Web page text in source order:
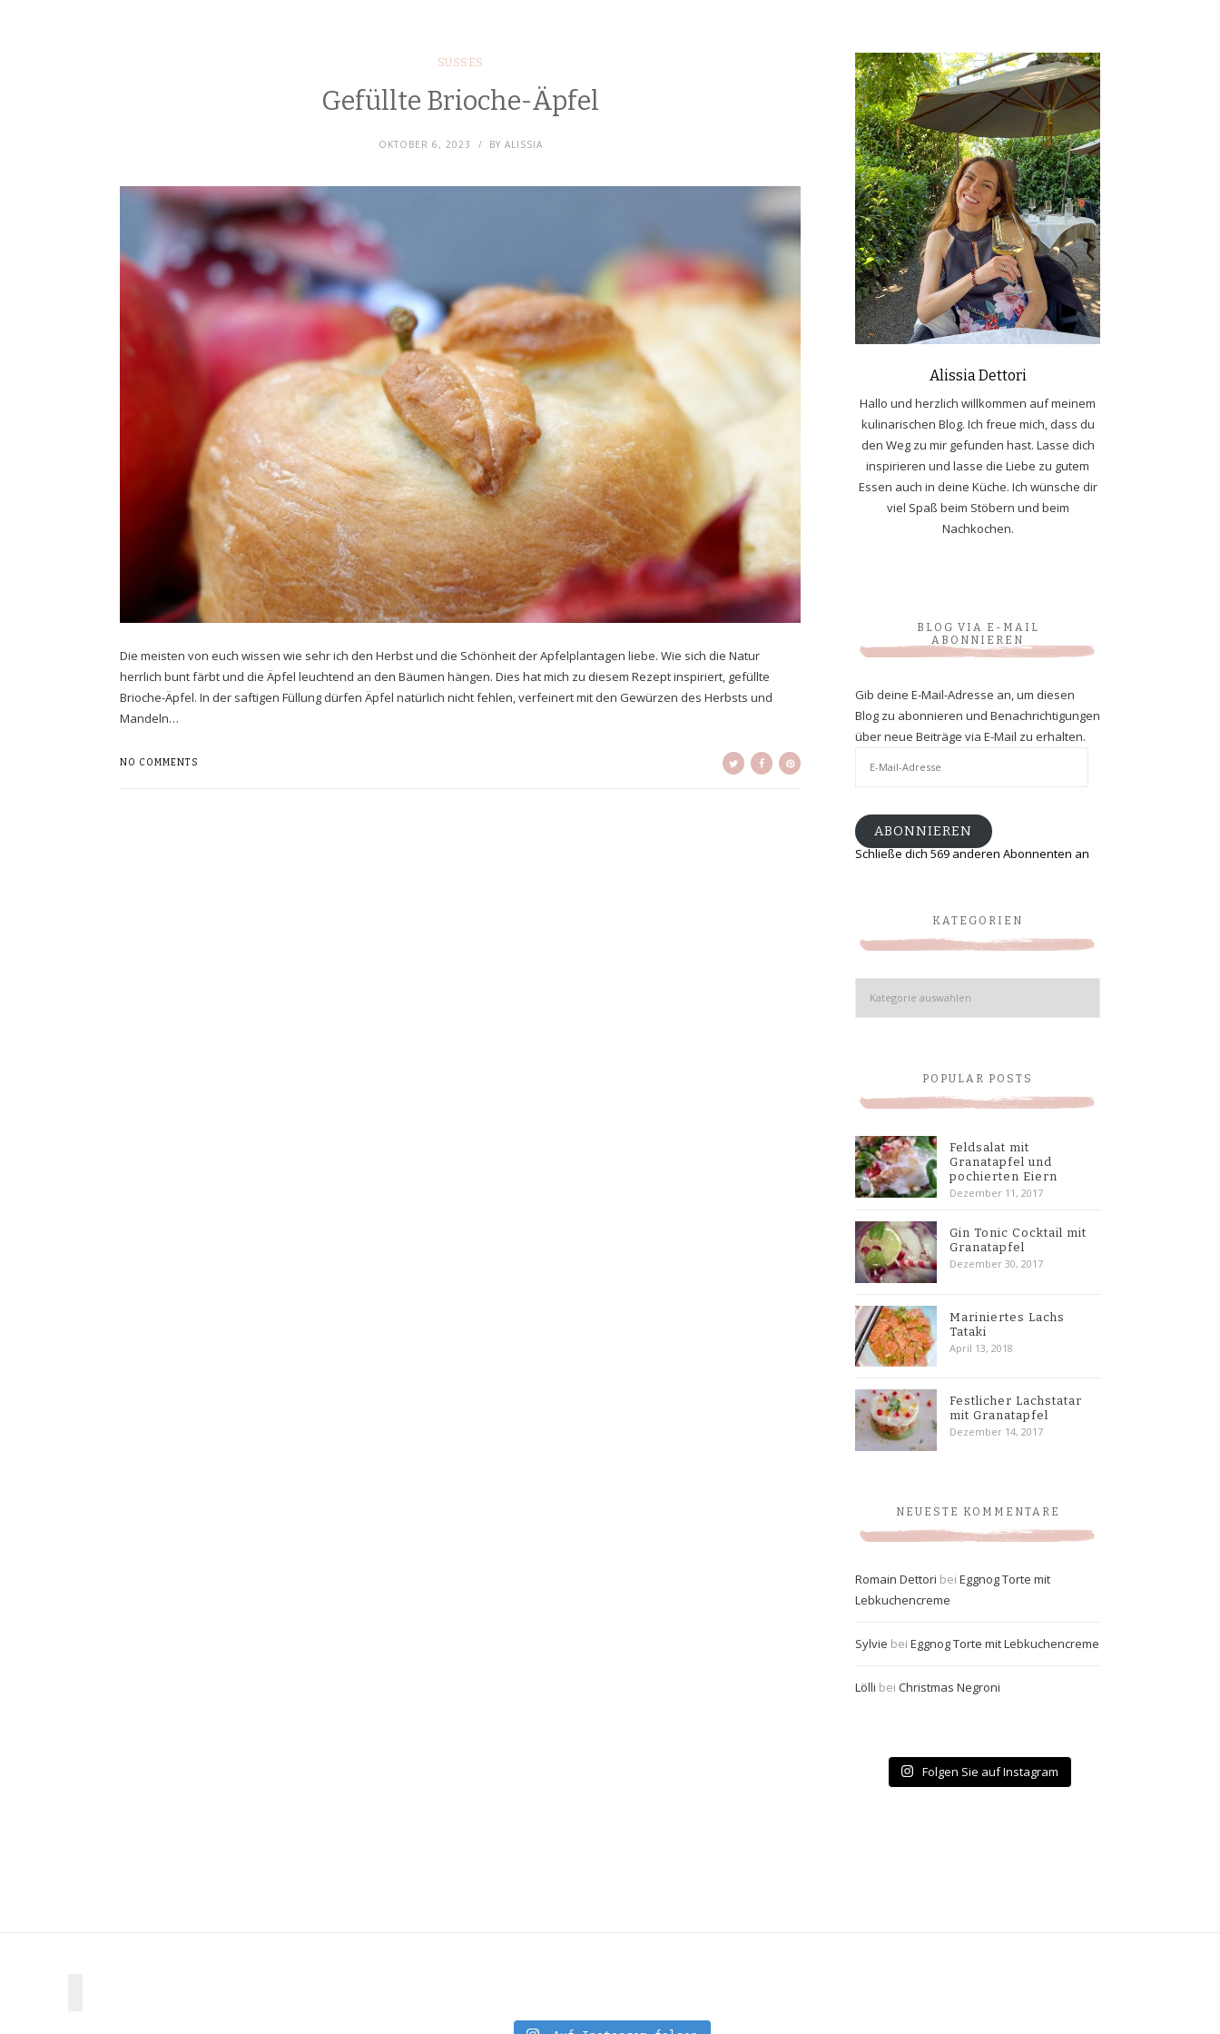
SÜSSES
Gefüllte Brioche-Äpfel
OKTOBER 6, 2023 BY ALISSIA
Die meisten von euch wissen wie sehr ich den Herbst und die Schönheit der Apfelplantagen liebe. Wie sich die Natur
herrlich bunt färbt und die Äpfel leuchtend an den Bäumen hängen. Dies hat mich zu diesem Rezept inspiriert, gefüllte
Brioche-Äpfel. In der saftigen Füllung dürfen Äpfel natürlich nicht fehlen, verfeinert mit den Gewürzen des Herbsts und
Mandeln…
NO COMMENTS
Alissia Dettori
Hallo und herzlich willkommen auf meinem
kulinarischen Blog. Ich freue mich, dass du
den Weg zu mir gefunden hast. Lasse dich
inspirieren und lasse die Liebe zu gutem
Essen auch in deine Küche. Ich wünsche dir
viel Spaß beim Stöbern und beim
Nachkochen.
BLOG VIA E-MAIL
ABONNIEREN
Gib deine E-Mail-Adresse an, um diesen
Blog zu abonnieren und Benachrichtigungen
über neue Beiträge via E-Mail zu erhalten.
ABONNIEREN
Schließe dich 569 anderen Abonnenten an
KATEGORIEN
Kategorien
POPULAR POSTS
Feldsalat mit
Granatapfel und
pochierten Eiern
Dezember 11, 2017
Gin Tonic Cocktail mit
Granatapfel
Dezember 30, 2017
Mariniertes Lachs
Tataki
April 13, 2018
Festlicher Lachstatar
mit Granatapfel
Dezember 14, 2017
NEUESTE KOMMENTARE
Romain Dettori bei Eggnog Torte mit
Lebkuchencreme
Sylvie bei Eggnog Torte mit Lebkuchencreme
Lölli bei Christmas Negroni
Folgen Sie auf Instagram